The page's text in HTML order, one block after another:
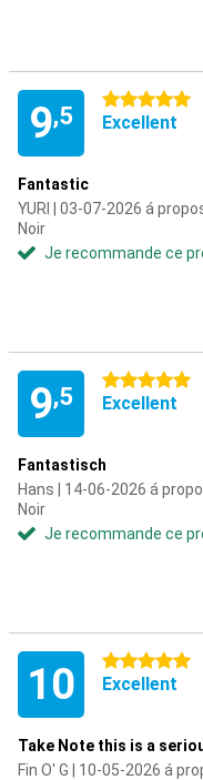
9,5
5 étoiles
Excellent
Fantastic
YURI | 03-07-2026 á
Noir
Je recommande ce
9,5
5 étoiles
Excellent
Fantastisch
Hans | 14-06-2026 á
Noir
Je recommande ce
10 5 étoiles
Excellent
Take Note this is a
Fin O' G | 10-05-2026 á